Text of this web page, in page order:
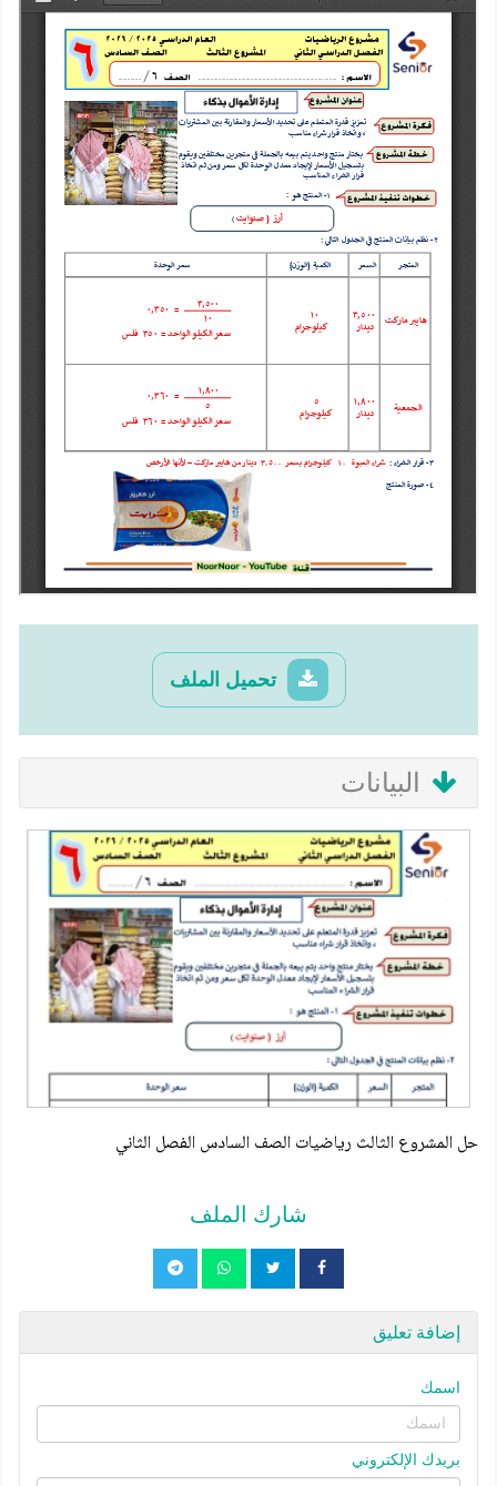
تحميل الملف
البيانات
حل المشروع الثالث رياضيات الصف السادس الفصل الثاني
شارك الملف
إضافة تعليق
اسمك
بريدك الإلكتروني